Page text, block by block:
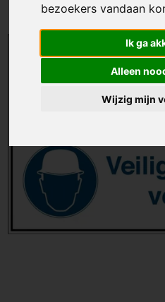
bezoekers vandaan
Ik ga
Alleen
Wijzig mijn